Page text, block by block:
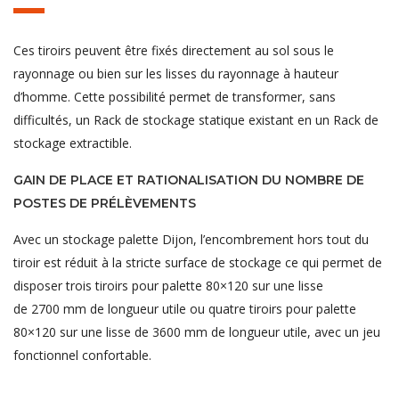
Ces tiroirs peuvent être fixés directement au sol sous le
rayonnage ou bien sur les lisses du rayonnage à hauteur
d’homme. Cette possibilité permet de transformer, sans
difficultés, un Rack de stockage statique existant en un Rack de
stockage extractible.
GAIN DE PLACE ET RATIONALISATION DU NOMBRE DE
POSTES DE PRÉLÈVEMENTS
Avec un stockage palette Dijon, l’encombrement hors tout du
tiroir est réduit à la stricte surface de stockage ce qui permet de
disposer trois tiroirs pour palette 80×120 sur une lisse
de 2700 mm de longueur utile ou quatre tiroirs pour palette
80×120 sur une lisse de 3600 mm de longueur utile, avec un jeu
fonctionnel confortable.